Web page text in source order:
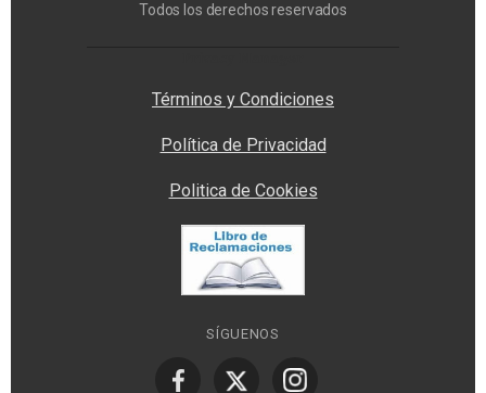
Todos los derechos reservados
Términos y Condiciones
Política de Privacidad
Politica de Cookies
SÍGUENOS